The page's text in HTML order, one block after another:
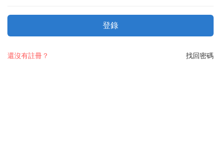
登錄
找回密碼
還沒有註冊？